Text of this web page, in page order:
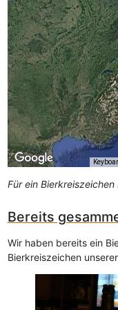
Für ein
Bereits
Wir haben bereits ein
Bierkreiszeichen